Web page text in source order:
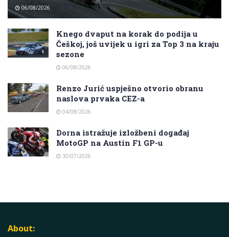
06/08/2026
Knego dvaput na korak do podija u
Češkoj, još uvijek u igri za Top 3 na kraju
sezone
06/08/2026
Renzo Jurić uspješno otvorio obranu
naslova prvaka CEZ-a
04/08/2026
Dorna istražuje izložbeni događaj
MotoGP na Austin F1 GP-u
30/07/2026
About: